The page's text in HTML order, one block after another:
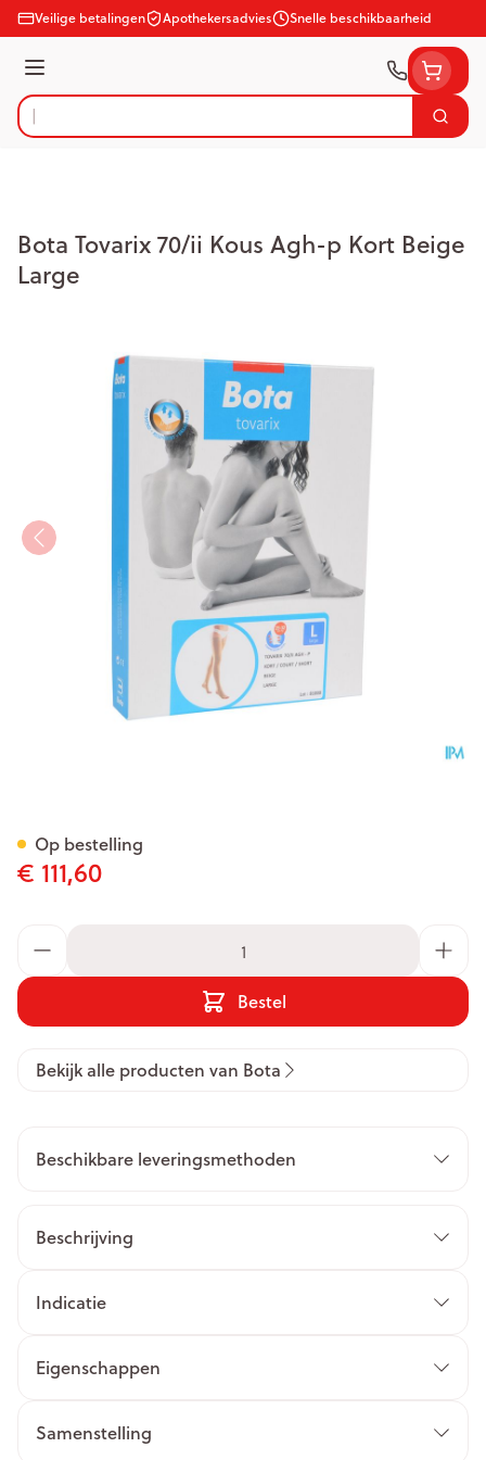
Ga naar de inhoud
Veilige betalingen Apothekersadvies Snelle beschikbaarheid
Menu
Product, merk, categorie...
Zoek
Bota Tovarix 70/ii Kous Agh-p Kort Beige
Large
€ 111,60
Bestel
Op bestelling
Bekijk alle producten van Bota
Beschikbare leveringsmethoden
Beschrijving
Indicatie
Eigenschappen
Samenstelling